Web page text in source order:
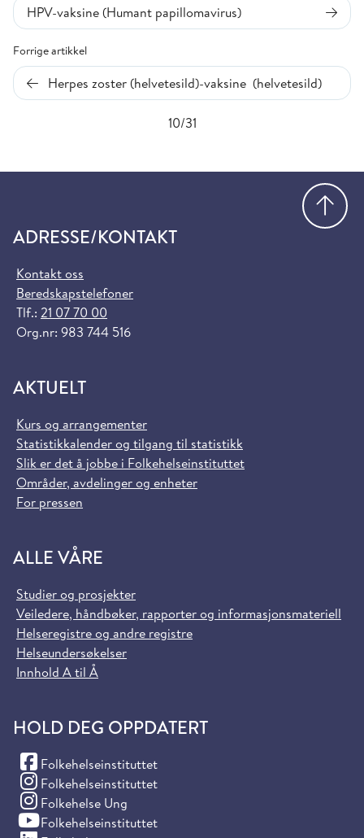
Forrige artikkel
Herpes zoster (helvetesild)-vaksine (helvetesild)
10/31
HPV-vaksine (Humant papillomavirus)
ADRESSE/KONTAKT
Kontakt oss
Beredskapstelefoner
Tlf.: 21 07 70 00
Org.nr: 983 744 516
AKTUELT
Kurs og arrangementer
Statistikkalender og tilgang til statistikk
Slik er det å jobbe i Folkehelseinstituttet
Områder, avdelinger og enheter
For pressen
ALLE VÅRE
Studier og prosjekter
Veiledere, håndbøker, rapporter og informasjonsmateriell
Helseregistre og andre registre
Helseundersøkelser
Innhold A til Å
HOLD DEG OPPDATERT
Folkehelseinstituttet
(Facebook)
Folkehelseinstituttet
(Instagram)
Folkehelse Ung
(Instagram)
Folkehelseinstituttet
(YouTube)